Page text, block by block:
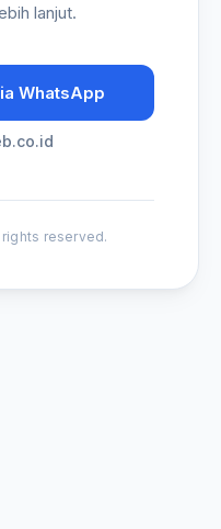
lanjut.
WhatsApp
rights reserved.